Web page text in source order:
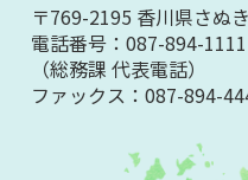
〒769-2195 香川県さぬ
電話番号：087-894-1111
（総務課 代表電話）
ファックス：087-894-